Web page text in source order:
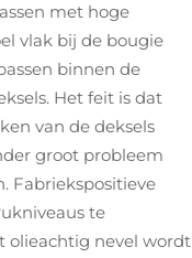
met hoge
vlak bij de bougie
binnen de
Het feit is dat
van de deksels
groot probleem
Fabriekspositieve
te
olieachtig nevel wordt